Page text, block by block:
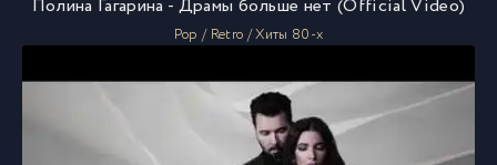
Полина Гагарина - Драмы больше нет (Official Video)
Pop / Retro / Хиты 80-х